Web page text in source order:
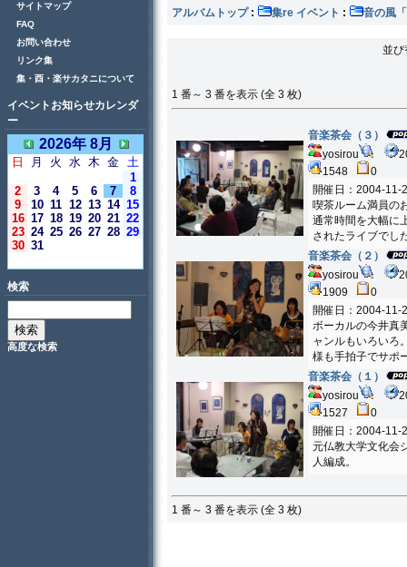
サイトマップ
FAQ
お問い合わせ
リンク集
集・酉・楽サカタニについて
イベントお知らせカレンダ
ー
2026年 8月
日 月 火 水 木 金 土
1
2
3 4 5 6 7
8
9
10 11 12 13 14 15
16 17 18 19 20 21 22
23 24 25 26 27 28 29
30 31
検索
高度な検索
アルバムトップ: 集re イベント : 音の
並
1 番～ 3 番を表示 (全 3 枚)
音楽茶会（３）
yosirou
1548
0
開催日：2004-11-
喫茶ルーム満員の
通常時間を大幅に
されたライブでし
音楽茶会（２）
yosirou
1909
0
開催日：2004-11-
ボーカルの今井真
ャンルもいろいろ
様も手拍子でサポ
音楽茶会（１）
yosirou
1527
0
開催日：2004-11-
元仏教大学文化会
人編成。
1 番～ 3 番を表示 (全 3 枚)